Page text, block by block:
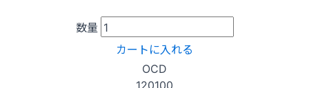
数量
カートに入れる
OCD
120100